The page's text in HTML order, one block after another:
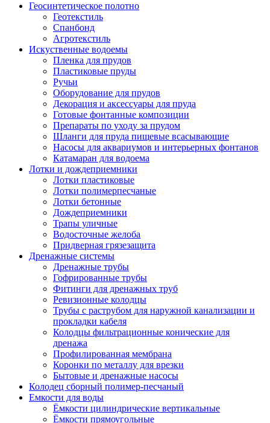
Геосинтетическое полотно
Геотекстиль
Спанбонд
Агротекстиль
Искуственные водоемы
Пленка для прудов
Пластиковые пруды
Ручьи
Оборудование для прудов
Декорация и аксессуары для пруда
Готовые фонтанные композиции
Препараты по уходу за прудом
Шланги для пруда пищевые всасывающие
Насосы для аквариумов и интерьерных фонтанов
Катамаран для водоема
Лотки и дождеприемники
Лотки пластиковые
Лотки полимерпесчаные
Лотки бетонные
Дождеприемники
Трапы уличные
Водосточные желоба
Придверная грязезащита
Дренажные системы
Дренажные трубы
Гофрированные трубы
Фитинги для дренажных труб
Ревизионные колодцы
Трубы с раструбом для наружной канализации и
прокладки кабеля
Колодцы фильтрационные конические для
дренажа
Профилированная мембрана
Коронки по металлу для врезки
Бытовые и дренажные насосы
Колодец сборный полимер-песчаный
Емкости для воды
Ёмкости цилиндрические вертикальные
Ёмкости прямоугольные